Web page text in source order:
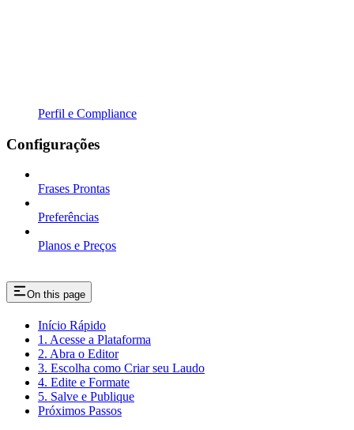
Perfil e Compliance
Configurações
Frases Prontas
Preferências
Planos e Preços
On this page
Início Rápido
1. Acesse a Plataforma
2. Abra o Editor
3. Escolha como Criar seu Laudo
4. Edite e Formate
5. Salve e Publique
Próximos Passos